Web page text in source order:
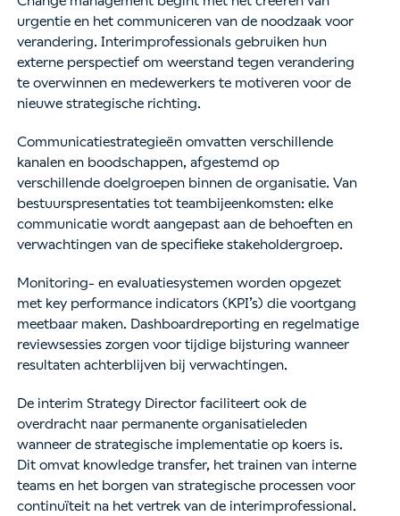
urgentie en het communiceren van de noodzaak voor
verandering. Interimprofessionals gebruiken hun
externe perspectief om weerstand tegen verandering
te overwinnen en medewerkers te motiveren voor de
nieuwe strategische richting.
Communicatiestrategieën omvatten verschillende
kanalen en boodschappen, afgestemd op
verschillende doelgroepen binnen de organisatie. Van
bestuurspresentaties tot teambijeenkomsten: elke
communicatie wordt aangepast aan de behoeften en
verwachtingen van de specifieke stakeholdergroep.
Monitoring- en evaluatiesystemen worden opgezet
met key performance indicators (KPI’s) die voortgang
meetbaar maken. Dashboardreporting en regelmatige
reviewsessies zorgen voor tijdige bijsturing wanneer
resultaten achterblijven bij verwachtingen.
De interim Strategy Director faciliteert ook de
overdracht naar permanente organisatieleden
wanneer de strategische implementatie op koers is.
Dit omvat knowledge transfer, het trainen van interne
teams en het borgen van strategische processen voor
continuïteit na het vertrek van de interimprofessional.